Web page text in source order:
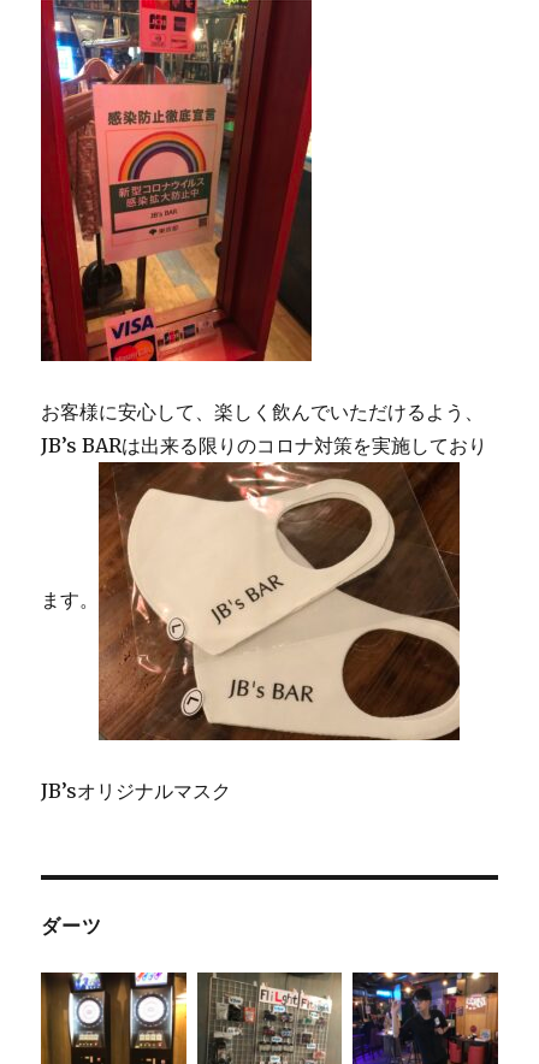
シ
ョ
ン
お客様に安心して、楽しく飲んでいただけるよう、
JB’s BARは出来る限りのコロナ対策を実施しており
ます。
JB’sオリジナルマスク
ダーツ